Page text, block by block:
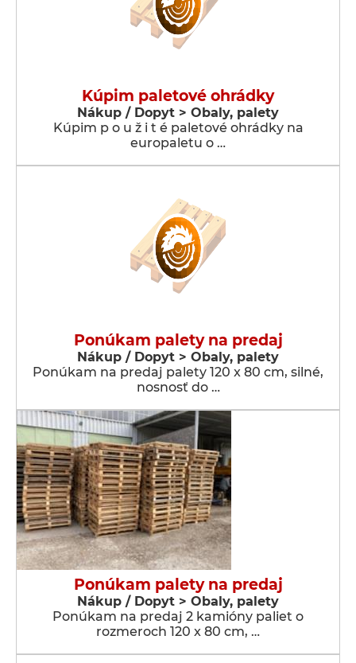
Kúpim paletové ohrádky
Nákup / Dopyt > Obaly, palety
Kúpim p o u ž i t é paletové ohrádky na
europaletu o …
Ponúkam palety na predaj
Nákup / Dopyt > Obaly, palety
Ponúkam na predaj palety 120 x 80 cm, silné,
nosnosť do …
Ponúkam palety na predaj
Nákup / Dopyt > Obaly, palety
Ponúkam na predaj 2 kamióny paliet o
rozmeroch 120 x 80 cm, …